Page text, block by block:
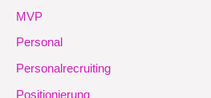
MVP
Personal
Personalrecruiting
Positionierung